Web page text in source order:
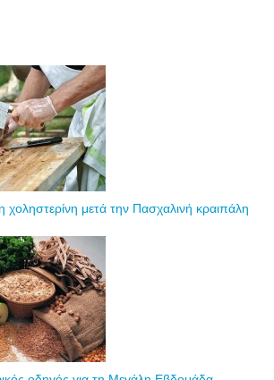
χοληστερίνη μετά την Πασχαλινή κραιπάλη